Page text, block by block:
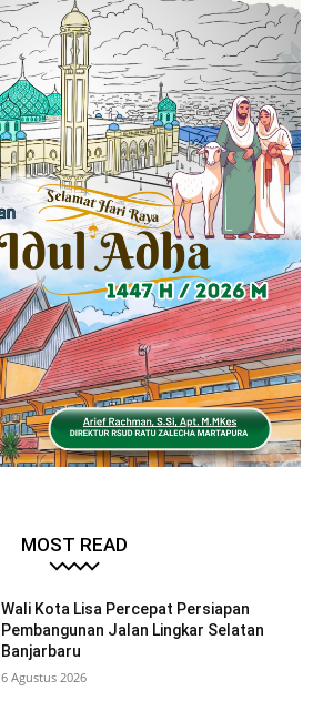
MOST READ
Wali Kota Lisa Percepat Persiapan
Pembangunan Jalan Lingkar Selatan
Banjarbaru
6 Agustus 2026